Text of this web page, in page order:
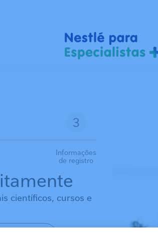
Informações
de registro
científicos, cursos e